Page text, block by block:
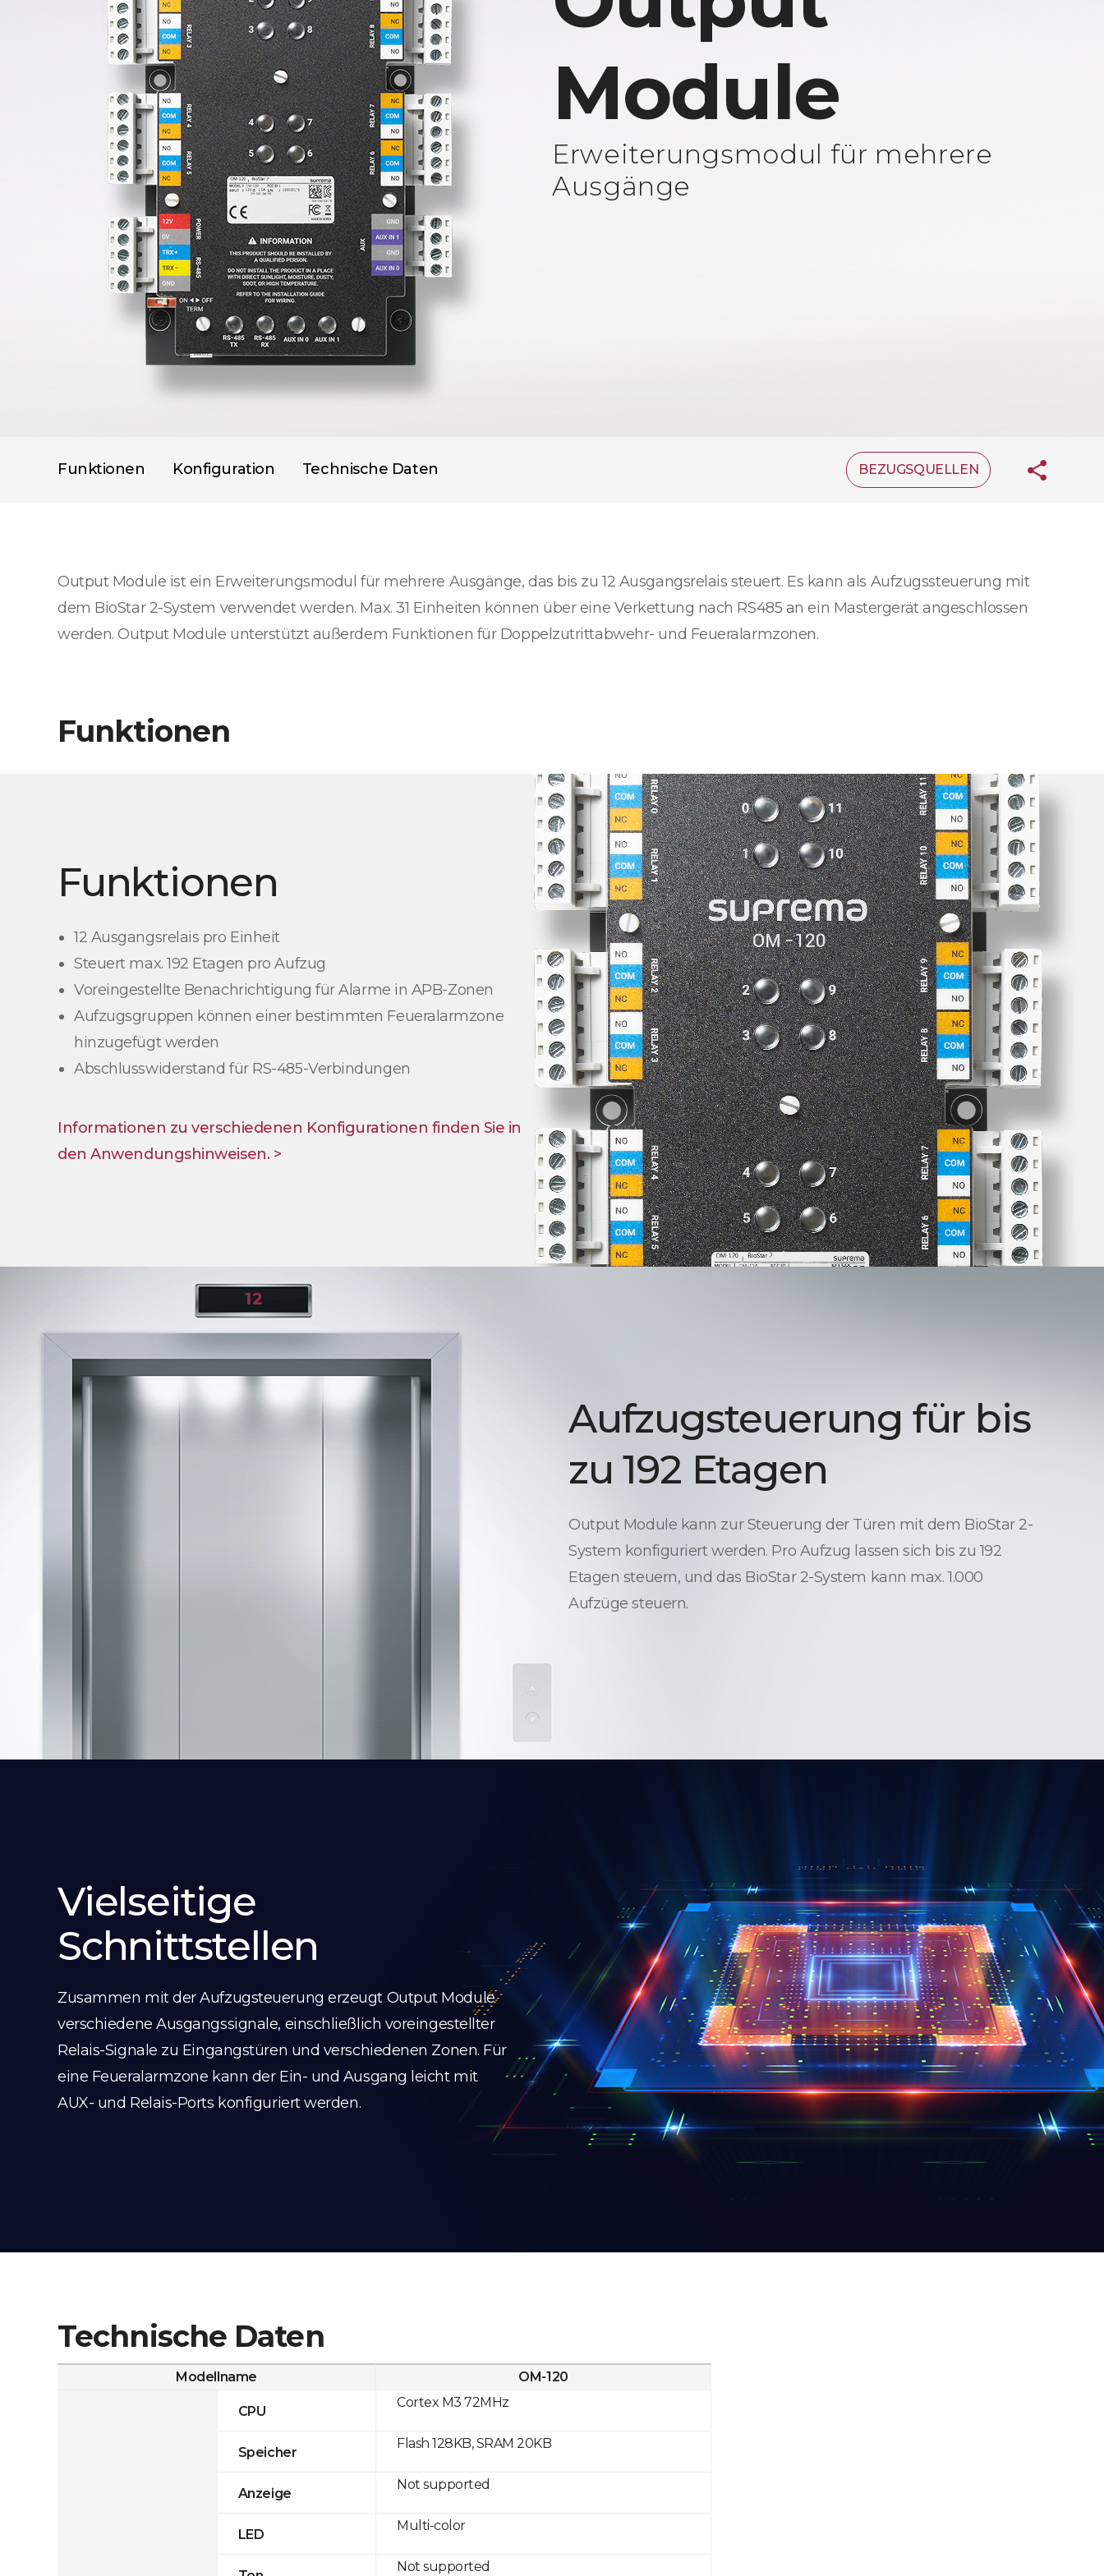
Module
Erweiterungsmodul für mehrere
Ausgänge
Funktionen Konfiguration Technische Daten BEZUGSQUELLEN
Output Module ist ein Erweiterungsmodul für mehrere Ausgänge, das bis zu 12 Ausgangsrelais steuert. Es kann als Aufzugssteuerung mit
dem BioStar 2-System verwendet werden. Max. 31 Einheiten können über eine Verkettung nach RS485 an ein Mastergerät angeschlossen
werden. Output Module unterstützt außerdem Funktionen für Doppelzutrittabwehr- und Feueralarmzonen.
Funktionen
Funktionen
12 Ausgangsrelais pro Einheit
Steuert max. 192 Etagen pro Aufzug
Voreingestellte Benachrichtigung für Alarme in APB-Zonen
Aufzugsgruppen können einer bestimmten Feueralarmzone
hinzugefügt werden
Abschlusswiderstand für RS-485-Verbindungen
Informationen zu verschiedenen Konfigurationen finden Sie in
den Anwendungshinweisen. >
Aufzugsteuerung für bis
zu 192 Etagen
Output Module kann zur Steuerung der Türen mit dem BioStar 2-
System konfiguriert werden. Pro Aufzug lassen sich bis zu 192
Etagen steuern, und das BioStar 2-System kann max. 1.000
Aufzüge steuern.
Vielseitige
Schnittstellen
Zusammen mit der Aufzugsteuerung erzeugt Output Module
verschiedene Ausgangssignale, einschließlich voreingestellter
Relais-Signale zu Eingangstüren und verschiedenen Zonen. Für
eine Feueralarmzone kann der Ein- und Ausgang leicht mit
AUX- und Relais-Ports konfiguriert werden.
Technische Daten
Modellname
CPU
Speicher
Anzeige
LED
OM-120
Cortex M3 72MHz
Flash 128KB, SRAM 20KB
Not supported
Multi-color
Not supported